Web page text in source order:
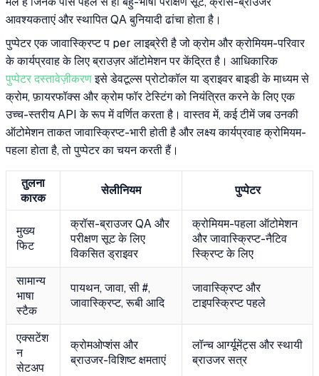
आवश्यकताएं और स्थापित QA बुनियादी ढांचा होता है।
पुप्पेटर एक जावास्क्रिप्ट प per लाइब्रेरी है जो क्रोम और क्रोमियम-परिवार
के कार्यप्रवाह के लिए ब्राउज़र ऑटोमेशन पर केंद्रित है। आधिकारिक
पुप्पेटर दस्तावेज़ीकरणइसे डेवटूल्स प्रोटोकॉल या ड्राइवर बाइडी के माध्यम से
क्रोम, फ़ायरफॉक्स और क्रोम फॉर टेस्टिंग को नियंत्रित करने के लिए एक
उच्च-स्तरीय API के रूप में वर्णित करता है। वास्तव में, कई टीमें जब उनकी
ऑटोमेशन ताकत जावास्क्रिप्ट-भारी होती है और लक्ष्य कार्यप्रवाह क्रोमियम-
पहला होता है, तो पुप्पेटर का चयन करती हैं।
तुलना
कारक
सेलीनियम पुप्पेटर
मुख्य
फिट
क्रॉस-ब्राउजर QA और
परीक्षण सूट के लिए
विकसित ड्राइवर
क्रोमियम-पहला ऑटोमेशन
और जावास्क्रिप्ट-नैटिव
स्क्रिप्ट के लिए
सामान्य
भाषा
स्टैक
पायथन, जावा, सी #,
जावास्क्रिप्ट, रूबी आदि
जावास्क्रिप्ट और
टाइपस्क्रिप्ट पहले
एक्सटेंश
न
सेटअप
क्रोमओप्शंस और
ब्राउजर-विशिष्ट क्षमताएं
लॉन्च आर्ग्यूमेंट्स और स्थायी
ब्राउजर सत्र